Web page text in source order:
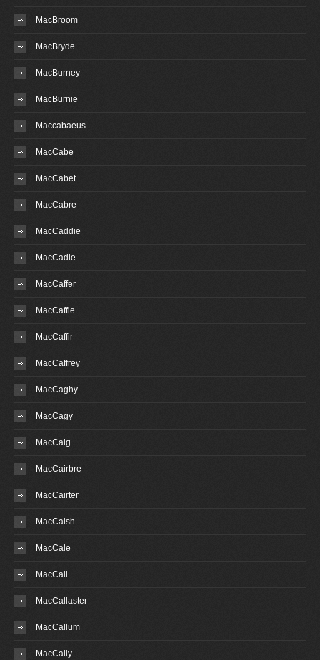
MacBroom
MacBryde
MacBurney
MacBurnie
Maccabaeus
MacCabe
MacCabet
MacCabre
MacCaddie
MacCadie
MacCaffer
MacCaffie
MacCaffir
MacCaffrey
MacCaghy
MacCagy
MacCaig
MacCairbre
MacCairter
MacCaish
MacCale
MacCall
MacCallaster
MacCallum
MacCally